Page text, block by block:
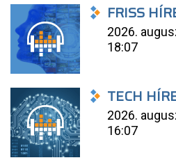
FRISS
2026.
18:07
TECH
2026.
16:07